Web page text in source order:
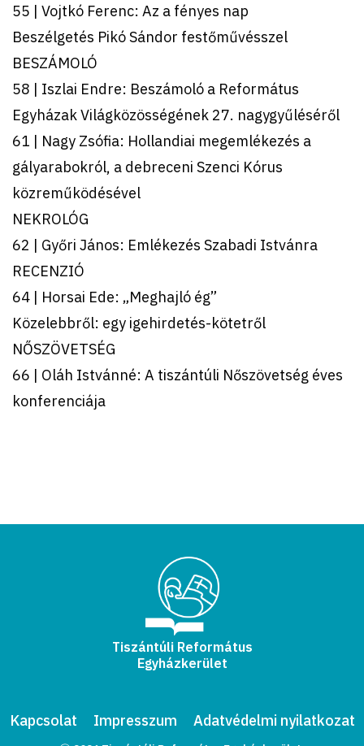
55 | Vojtkó Ferenc: Az a fényes nap
Beszélgetés Pikó Sándor festőművésszel
BESZÁMOLÓ
58 | Iszlai Endre: Beszámoló a Református
Egyházak Világközösségének 27. nagygyűléséről
61 | Nagy Zsófia: Hollandiai megemlékezés a
gályarabokról, a debreceni Szenci Kórus
közreműködésével
NEKROLÓG
62 | Győri János: Emlékezés Szabadi Istvánra
RECENZIÓ
64 | Horsai Ede: „Meghajló ég”
Közelebbről: egy igehirdetés-kötetről
NŐSZÖVETSÉG
66 | Oláh Istvánné: A tiszántúli Nőszövetség éves
konferenciája
Tiszántúli Református
Egyházkerület
Kapcsolat Impresszum Adatvédelmi nyilatkozat